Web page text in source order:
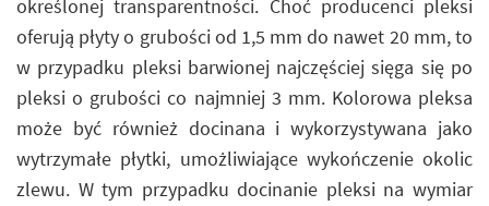
określonej transparentności. Choć producenci pleksi
oferują płyty o grubości od 1,5 mm do nawet 20 mm, to
w przypadku pleksi barwionej najczęściej sięga się po
pleksi o grubości co najmniej 3 mm. Kolorowa pleksa
może być również docinana i wykorzystywana jako
wytrzymałe płytki, umożliwiające wykończenie okolic
zlewu. W tym przypadku docinanie pleksi na wymiar